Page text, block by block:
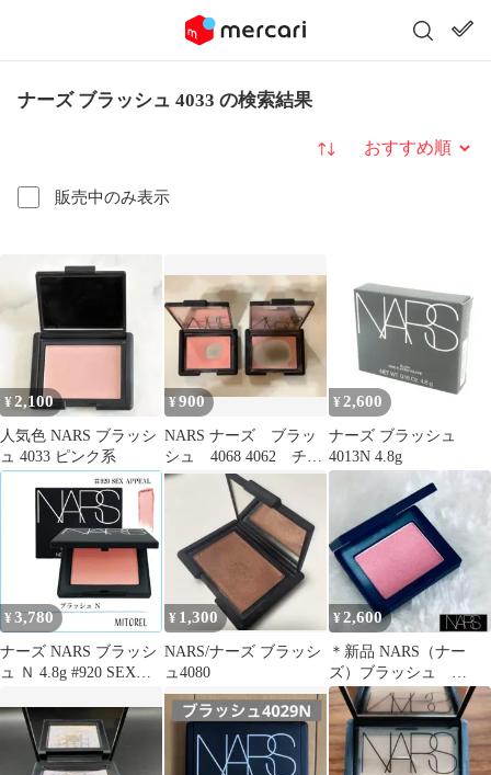
ナーズ ブラッシュ 4033 の検索結果
販売中のみ表示
並び替え
¥2,100
人気色 NARS ブラッシ
ュ 4033 ピンク系
¥900
NARS ナーズ ブラッ
シュ 4068 4062 チー
ク
¥ 2,600
ナーズ ブラッシュ
4013N 4.8g
¥ 3,780
ナーズ NARS ブラッシ
ュ Ｎ 4.8g #920 SEX
¥ 1,300
NARS/ナーズ ブラッシ
ュ4080
¥2,600
＊新品 NARS（ナー
ズ）ブラッシュ
4013N BLUSH 2.5ｇ
日本製